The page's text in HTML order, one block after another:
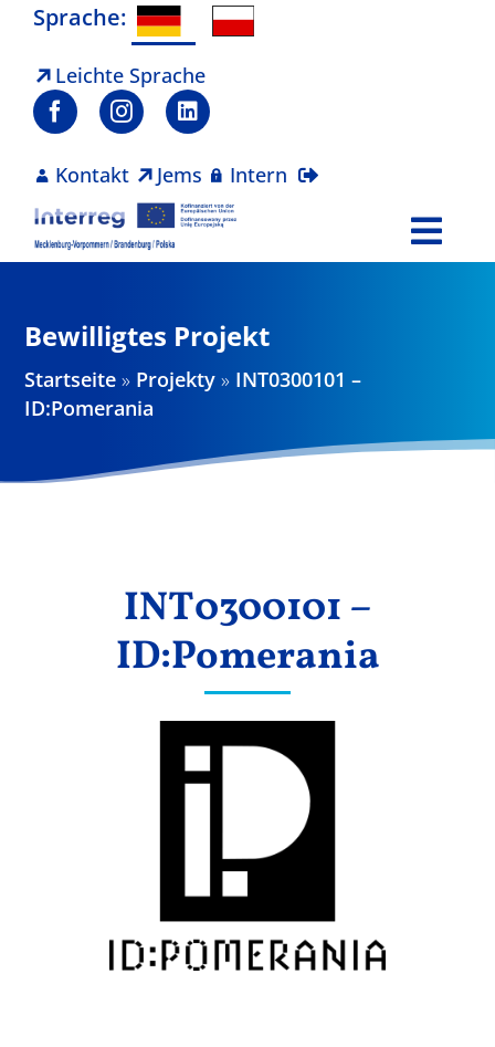
Zum
springen
Sprache:
Leichte Sprache
Kontakt Jems Intern
Projekte
Bewilligtes Projekt
Startseite » Projekty » INT0300101 –
ID:Pomerania
INT0300101 –
ID:Pomerania